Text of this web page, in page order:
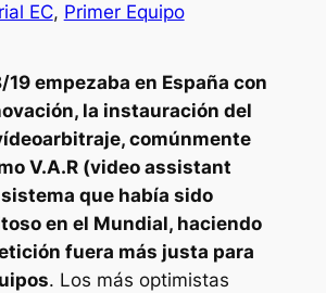
EC, Primer Equipo
19 empezaba en España con
la instauración del
comúnmente
V.A.R (video assistant
sistema que había sido
en el Mundial, haciendo
fuera más justa para
. Los más optimistas